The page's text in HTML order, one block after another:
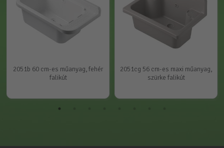
2051b 60 cm-es műanyag, fehér
falikút
2051cg 56 cm-es maxi műanyag,
szürke falikút